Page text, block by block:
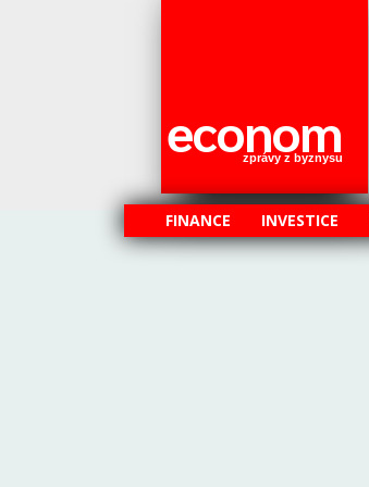
econom
zprávy z byznysu
FINANCE INVESTICE